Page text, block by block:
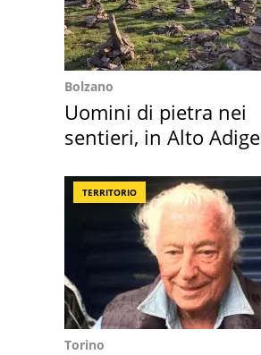
Bolzano
Uomini di pietra nei
sentieri, in Alto Adige
TERRITORIO
Torino